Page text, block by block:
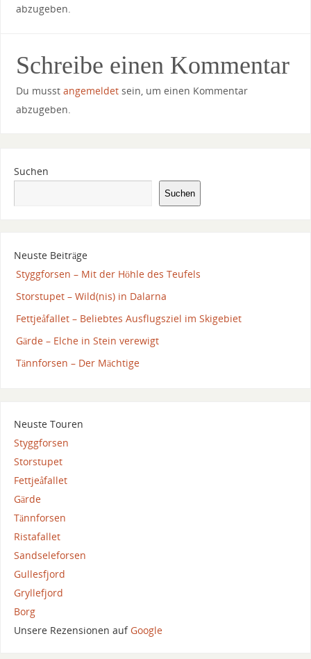
abzugeben.
Schreibe einen Kommentar
Du musst angemeldetsein, um einen Kommentar
abzugeben.
Suchen
Suchen
Neuste Beiträge
Styggforsen – Mit der Höhle des Teufels
Storstupet – Wild(nis) in Dalarna
Fettjeåfallet – Beliebtes Ausflugsziel im Skigebiet
Gärde – Elche in Stein verewigt
Tännforsen – Der Mächtige
Neuste Touren
Styggforsen
Storstupet
Fettjeåfallet
Gärde
Tännforsen
Ristafallet
Sandseleforsen
Gullesfjord
Gryllefjord
Borg
Unsere Rezensionen aufGoogle